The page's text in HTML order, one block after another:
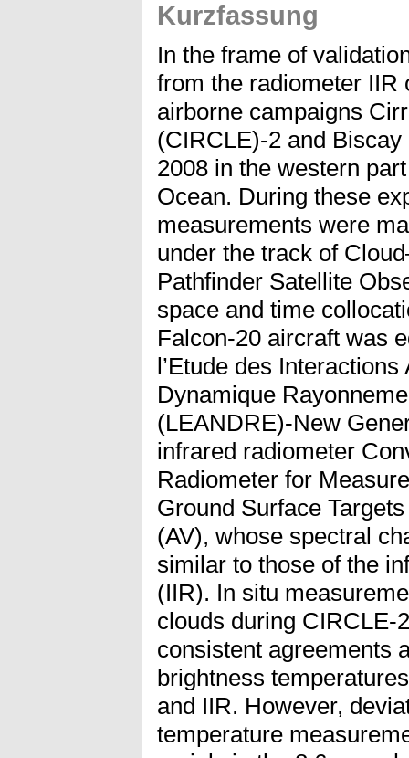
Kurzfassung
In the frame of
from the radiometer IIR
airborne campaigns
(CIRCLE)-2 and Biscay
2008 in the western
Ocean. During these
measurements were
under the track of
Pathfinder Satellite
space and time
Falcon-20 aircraft was
l’Etude des
Dynamique
(LEANDRE)-New
infrared radiometer
Radiometer for
Ground Surface
(AV), whose spectral
similar to those of the
(IIR). In situ
clouds during CIRCLE-
consistent agreements
brightness
and IIR. However,
temperature